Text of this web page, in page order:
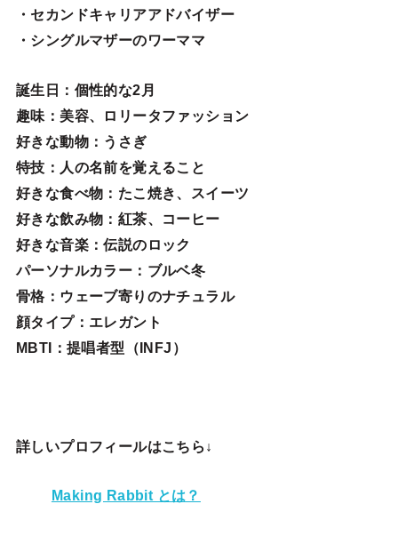
・セカンドキャリアアドバイザー
・シングルマザーのワーママ
誕生日 ：個性的な2月
趣味 ：美容、ロリータファッション
好きな動物：うさぎ
特技 ：人の名前を覚えること
好きな食べ物 ：たこ焼き、スイーツ
好きな飲み物：紅茶、コーヒー
好きな音楽：伝説のロック
パーソナルカラー：ブルベ冬
骨格：ウェーブ寄りのナチュラル
顔タイプ：エレガン ト
MBTI：提唱者型（INFJ）
詳しいプロフィールはこちら↓
Making Rabbit とは？